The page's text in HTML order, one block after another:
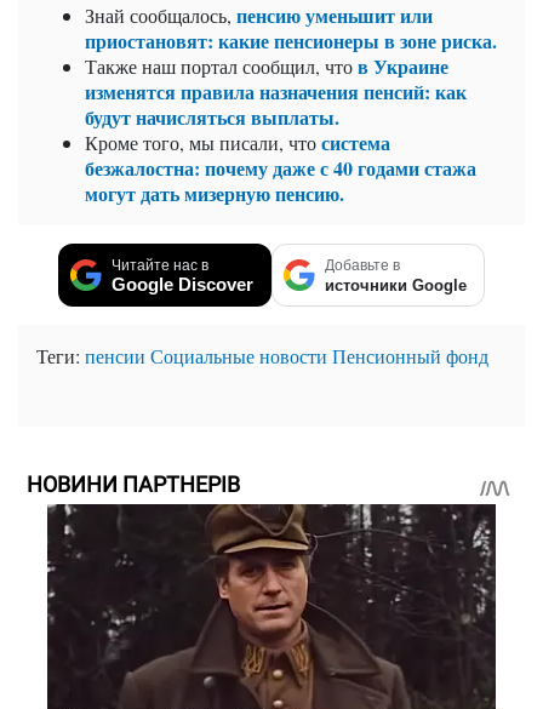
Знай сообщалось, пенсию уменьшит или
приостановят: какие пенсионеры в зоне риска.
Также наш портал сообщил, чтов Украине
изменятся правила назначения пенсий: как
будут начисляться выплаты.
Кроме того, мы писали, чтосистема
безжалостна: почему даже с 40 годами стажа
могут дать мизерную пенсию.
Читайте нас в
Google Discover
Добавьте в
источники Google
Теги: пенсии Социальные новости Пенсионный фонд
НОВИНИ ПАРТНЕРІВ